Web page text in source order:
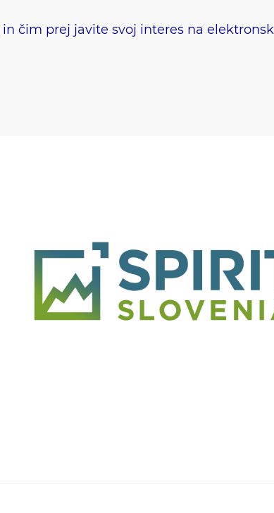
čim prej javite svoj interes na